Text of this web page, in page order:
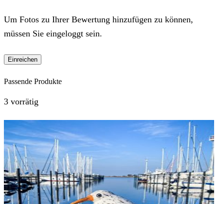
Um Fotos zu Ihrer Bewertung hinzufügen zu können,
müssen Sie eingeloggt sein.
Passende Produkte
3 vorrätig